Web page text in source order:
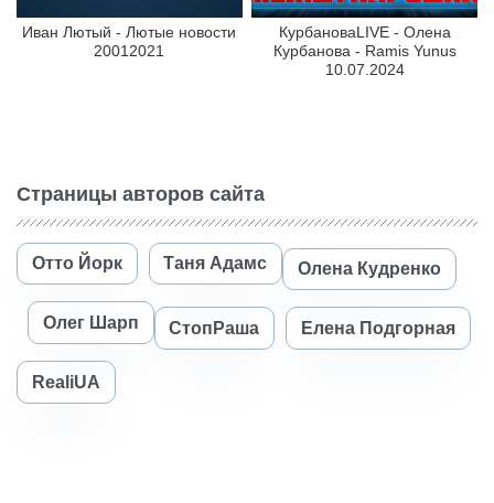
Иван Лютый - Лютые новости
20012021
КурбановаLIVE - Олена
Курбанова - Ramis Yunus
10.07.2024
Страницы авторов сайта
Отто Йорк Таня Адамс Олена Кудренко
Олег Шарп СтопРаша Елена Подгорная
RealiUA